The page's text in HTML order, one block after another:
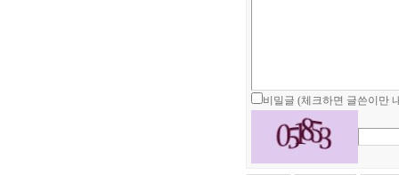
비밀글 (체크하면 글쓴이만